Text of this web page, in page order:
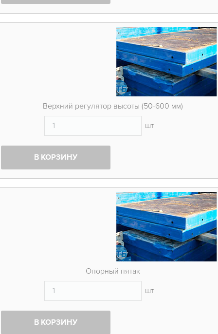
Верхний регулятор высоты (50-600 мм)
шт
В КОРЗИНУ
Опорный пятак
шт
В КОРЗИНУ